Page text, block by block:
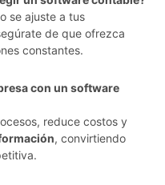
se ajuste a tus
de que ofrezca
constantes.
con un software
reduce costos y
, convirtiendo